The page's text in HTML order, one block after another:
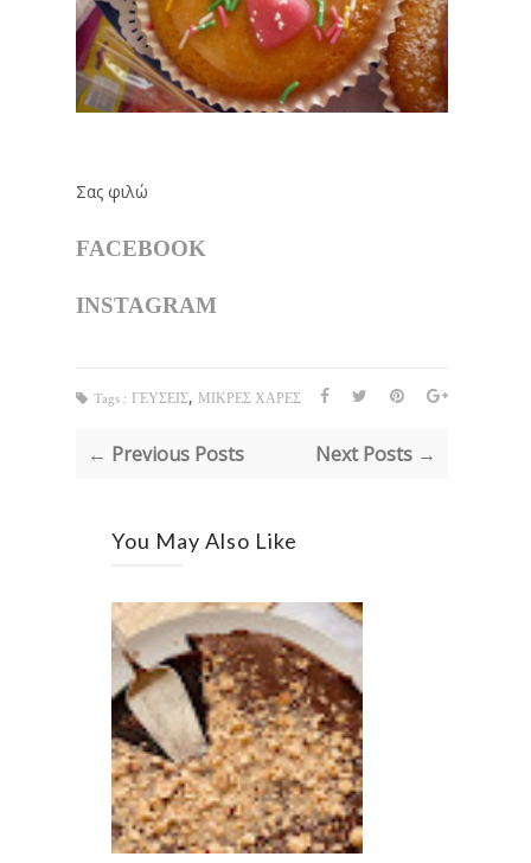
Σας φιλώ
FACEBOOK
INSTAGRAM
Tags : ΓΕΥΣΕΙΣ, ΜΙΚΡΕΣ ΧΑΡΕΣ
← Previous Posts Next Posts →
You May Also Like